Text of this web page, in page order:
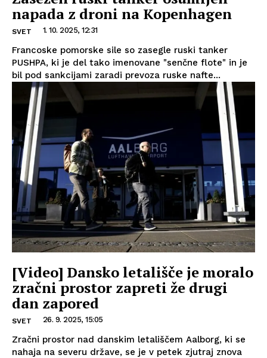
napada z droni na Kopenhagen
SVET 1. 10. 2025, 12:31
Francoske pomorske sile so zasegle ruski tanker
PUSHPA, ki je del tako imenovane "senčne flote" in je
bil pod sankcijami zaradi prevoza ruske nafte...
[Video] Dansko letališče je moralo
zračni prostor zapreti že drugi
dan zapored
SVET 26. 9. 2025, 15:05
Zračni prostor nad danskim letališčem Aalborg, ki se
nahaja na severu države, se je v petek zjutraj znova